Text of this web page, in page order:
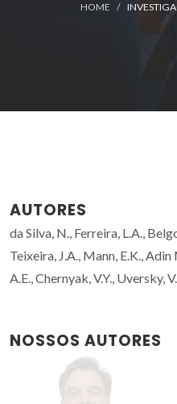
HOME
AUTORES
da Silva, N., Ferreira, L.A.,
Teixeira, J.A., Mann, E.K., Adin
A.E., Chernyak, V.Y., Uversky,
NOSSOS AUTORES